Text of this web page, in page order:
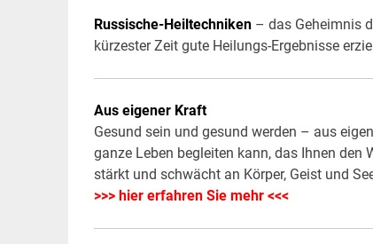
Russische-Heiltechniken – das Geheimnis
kürzester Zeit gute Heilungs-Ergebnisse
Aus eigener Kraft
Gesund sein und gesund werden – aus
ganze Leben begleiten kann, das Ihnen den
stärkt und schwächt an Körper, Geist und
>>> hier erfahren Sie mehr <<<